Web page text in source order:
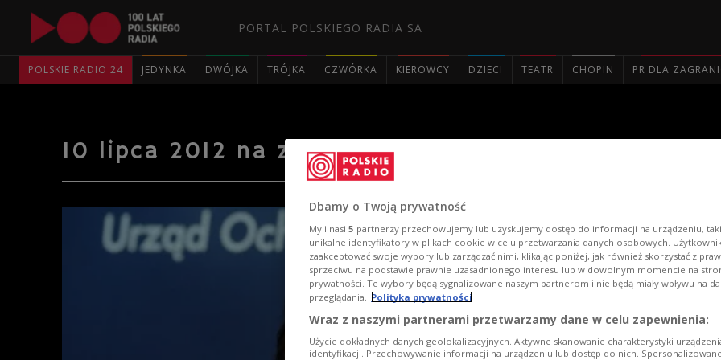
PORTAL POLSKIEGO RADIA SA
POLSKIE RADIO 24 JEDYNKA DWÓJKA TRÓJKA CZWÓRKA KIEROWCY DZIECI TEATR CHOPIN PR DLA
10 lipca 2012 na zdjęciach
Dbamy o Twoją prywatność
My i nasi 5 partnerzy przechowujemy lub uzyskujemy dostęp do informacji na urządzeniu,
unikalne identyfikatory w plikach cookie w celu przetwarzania danych osobowych.
zaakceptować swoje wybory lub zarządzać nimi, klikając poniżej, jak również skorzystać z
sprzeciwu na podstawie prawnie uzasadnionego interesu lub w dowolnym momencie na
prywatności. Te wybory będą sygnalizowane naszym partnerom i nie będą miały wpływu na
przeglądania. Polityka prywatności
Wraz z naszymi partnerami przetwarzamy dane w celu zapewnienia:
Użycie dokładnych danych geolokalizacyjnych. Aktywne skanowanie charakterystyki
identyfikacji. Przechowywanie informacji na urządzeniu lub dostęp do nich.